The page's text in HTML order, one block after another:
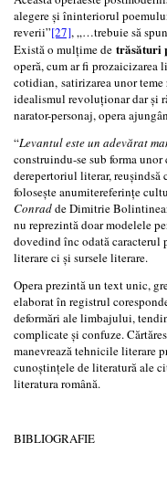
alegere și îninteriorul
reverii”[27], „…trebuie să
Există o mulțime de trăsături
operă, cum ar fi
cotidian, satirizarea unor
idealismul revoluționar dar și
narator-personaj, opera
“Levantul este un adevărat
construindu-se sub forma
derepertoriul literar,
folosește anumitereferințe
Conradde Dimitrie
nu reprezintă doar modelele
dovedind înc odată caracterul
literare ci și sursele literare.
Opera prezintă un text unic,
elaborat în registrul
deformări ale limbajului,
complicate și confuze.
manevrează tehnicile literare
cunoștințele de literatură ale
literatura română.
BIBLIOGRAFIE